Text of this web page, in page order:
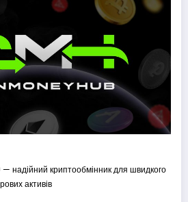
криптообмінник для швидкого
активів